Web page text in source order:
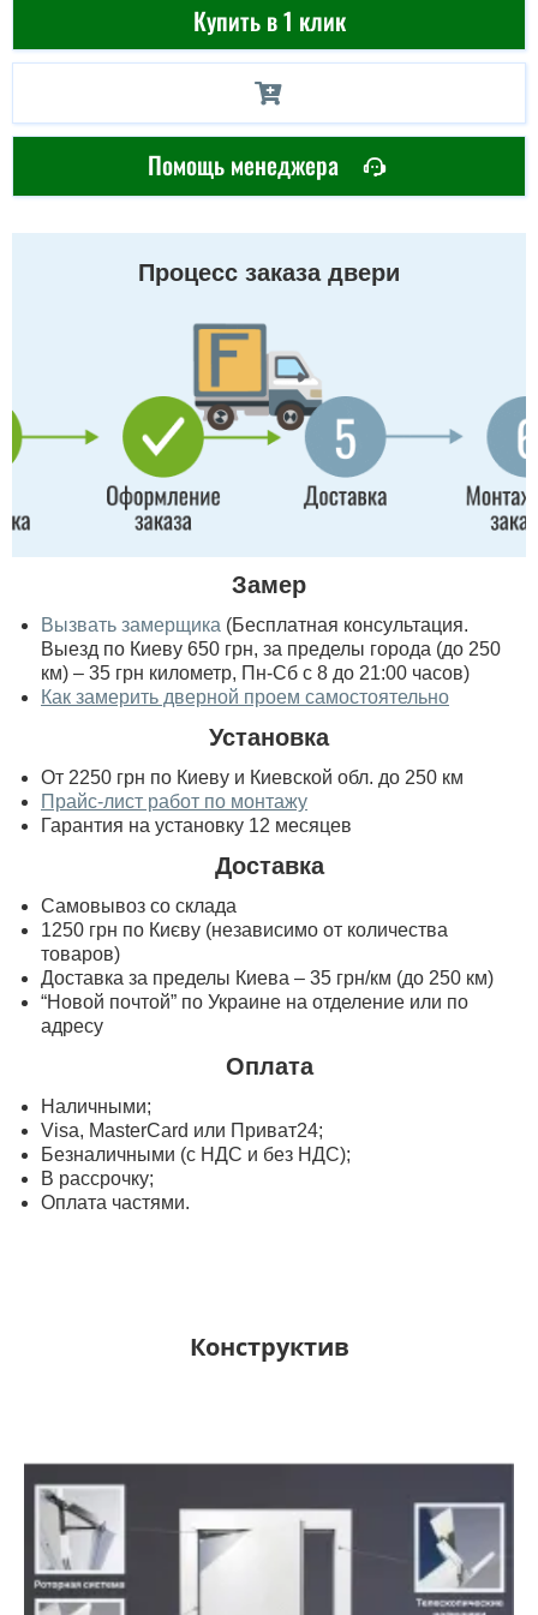
Купить в 1 клик
Помощь менеджера
Процесс заказа двери
Замер
Вызвать замерщика (Бесплатная консультация.
Выезд по Киеву 650 грн, за пределы города (до 250
км) – 35 грн километр, Пн-Сб с 8 до 21:00 часов)
Как замерить дверной проем самостоятельно
Установка
От 2250 грн по Киеву и Киевской обл. до 250 км
Прайс-лист работ по монтажу
Гарантия на установку 12 месяцев
Доставка
Самовывоз со склада
1250 грн по Києву (независимо от количества
товаров)
Доставка за пределы Киева – 35 грн/км (до 250 км)
“Новой почтой” по Украине на отделение или по
адресу
Оплата
Наличными;
Visa, MasterСard или Приват24;
Безналичными (с НДС и без НДС);
В рассрочку;
Оплата частями.
Конструктив